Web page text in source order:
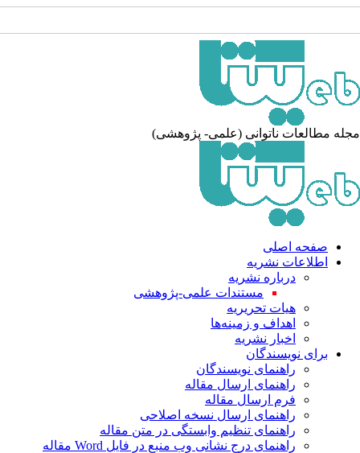
مطالعات ناتوانی (علمی- پژوهشی)
صفحه اصلی
اطلاعات نشریه
درباره نشریه
مستندات علمی-پژوهشی
هیات تحریریه
اهداف و زمینه‌ها
اخبار نشریه
برای نویسندگان
راهنمای نویسندگان
راهنمای ارسال مقاله
فرم ارسال مقاله
راهنمای ارسال نسخه اصلاحی
راهنمای تنظیم وابستگی در متن مقاله
راهنمای درج نشانی وب منبع در فایل Word مقاله